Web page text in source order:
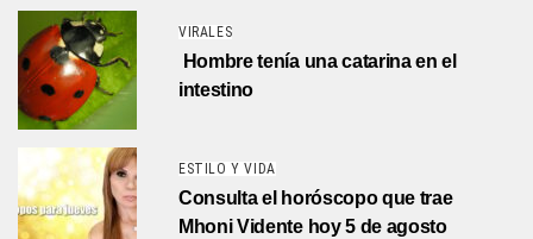
VIRALES
Hombre tenía una catarina en el
intestino
ESTILO Y VIDA
Consulta el horóscopo que trae
Mhoni Vidente hoy 5 de agosto